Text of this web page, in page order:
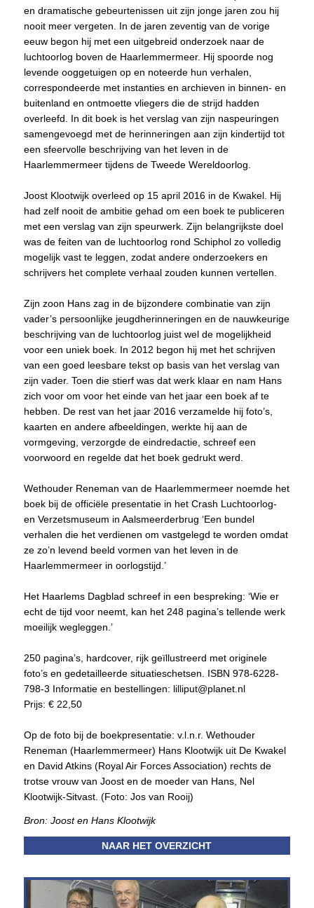
en dramatische gebeurtenissen uit zijn jonge jaren zou hij
nooit meer vergeten. In de jaren zeventig van de vorige
eeuw begon hij met een uitgebreid onderzoek naar de
luchtoorlog boven de Haarlemmermeer. Hij spoorde nog
levende ooggetuigen op en noteerde hun verhalen,
correspondeerde met instanties en archieven in binnen- en
buitenland en ontmoette vliegers die de strijd hadden
overleefd. In dit boek is het verslag van zijn naspeuringen
samengevoegd met de herinneringen aan zijn kindertijd tot
een sfeervolle beschrijving van het leven in de
Haarlemmermeer tijdens de Tweede Wereldoorlog.
Joost Klootwijk overleed op 15 april 2016 in de Kwakel. Hij
had zelf nooit de ambitie gehad om een boek te publiceren
met een verslag van zijn speurwerk. Zijn belangrijkste doel
was de feiten van de luchtoorlog rond Schiphol zo volledig
mogelijk vast te leggen, zodat andere onderzoekers en
schrijvers het complete verhaal zouden kunnen vertellen.
Zijn zoon Hans zag in de bijzondere combinatie van zijn
vader’s persoonlijke jeugdherinneringen en de nauwkeurige
beschrijving van de luchtoorlog juist wel de mogelijkheid
voor een uniek boek. In 2012 begon hij met het schrijven
van een goed leesbare tekst op basis van het verslag van
zijn vader. Toen die stierf was dat werk klaar en nam Hans
zich voor om voor het einde van het jaar een boek af te
hebben. De rest van het jaar 2016 verzamelde hij foto’s,
kaarten en andere afbeeldingen, werkte hij aan de
vormgeving, verzorgde de eindredactie, schreef een
voorwoord en regelde dat het boek gedrukt werd.
Wethouder Reneman van de Haarlemmermeer noemde het
boek bij de officiële presentatie in het Crash Luchtoorlog-
en Verzetsmuseum in Aalsmeerderbrug ‘Een bundel
verhalen die het verdienen om vastgelegd te worden omdat
ze zo’n levend beeld vormen van het leven in de
Haarlemmermeer in oorlogstijd.’
Het Haarlems Dagblad schreef in een bespreking: ‘Wie er
echt de tijd voor neemt, kan het 248 pagina’s tellende werk
moeilijk wegleggen.’
250 pagina’s, hardcover, rijk geïllustreerd met originele
foto’s en gedetailleerde situatieschetsen. ISBN 978-6228-
798-3 Informatie en bestellingen: lilliput@planet.nl
Prijs: € 22,50
Op de foto bij de boekpresentatie: v.l.n.r. Wethouder
Reneman (Haarlemmermeer) Hans Klootwijk uit De Kwakel
en David Atkins (Royal Air Forces Association) rechts de
trotse vrouw van Joost en de moeder van Hans, Nel
Klootwijk-Sitvast. (Foto: Jos van Rooij)
Bron: Joost en Hans Klootwijk
NAAR HET OVERZICHT